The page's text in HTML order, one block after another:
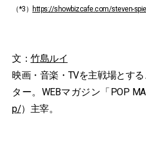
（*3） https://showbizcafe.com/steven-
文： 竹島ルイ
映画・音楽・TVを主戦場とす
ター。WEBマガジン「POP
p/）主宰。